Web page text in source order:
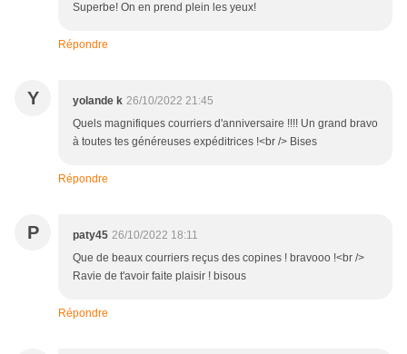
Superbe! On en prend plein les yeux!
Répondre
Y yolande k 26/10/2022 21:45
Quels magnifiques courriers d'anniversaire !!!! Un grand bravo
à toutes tes généreuses expéditrices !<br /> Bises
Répondre
P paty45 26/10/2022 18:11
Que de beaux courriers reçus des copines ! bravooo !<br />
Ravie de t'avoir faite plaisir ! bisous
Répondre